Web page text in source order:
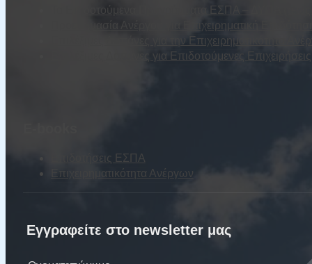
Τα Επιδοτούμενα Προγράμματα ΕΣΠΑ – ΔΥΠΑ
Προετοιμασία Ανέργου για Επιχειρηματική
Επιλέξιμες Δαπάνες για την Επιχειρηματικότητα
Επιλέξιμες Δαπάνες για Επιδοτούμενες
Επιδοτήσεις ΕΣΠΑ
Επιχειρηματικότητα Ανέργων
Εγγραφείτε στο newsletter μας